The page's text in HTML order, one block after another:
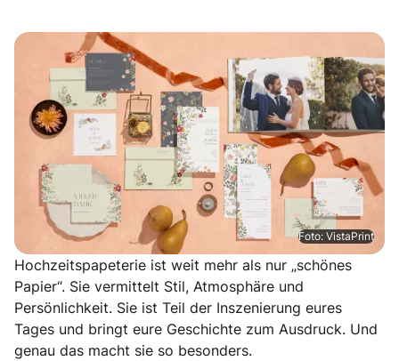
Foto: VistaPrint
Hochzeitspapeterie ist weit mehr als nur „schönes
Papier“. Sie vermittelt Stil, Atmosphäre und
Persönlichkeit. Sie ist Teil der Inszenierung eures
Tages und bringt eure Geschichte zum Ausdruck. Und
genau das macht sie so besonders.